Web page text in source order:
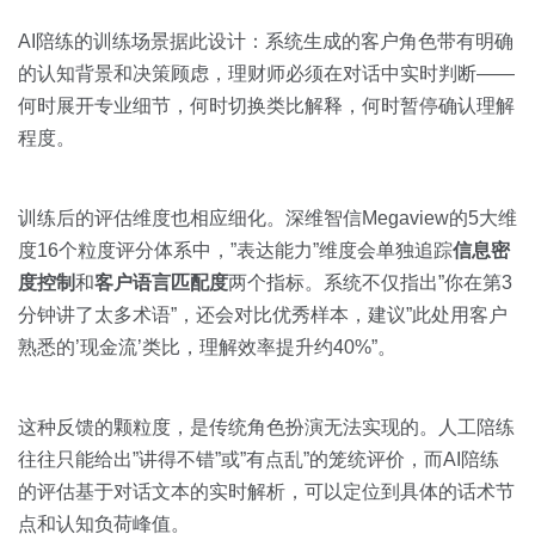
AI陪练的训练场景据此设计：系统生成的客户角色带有明确
的认知背景和决策顾虑，理财师必须在对话中实时判断——
何时展开专业细节，何时切换类比解释，何时暂停确认理解
程度。
训练后的评估维度也相应细化。深维智信Megaview的5大维
度16个粒度评分体系中，”表达能力”维度会单独追踪信息密
度控制和客户语言匹配度两个指标。系统不仅指出”你在第3
分钟讲了太多术语”，还会对比优秀样本，建议”此处用客户
熟悉的’现金流’类比，理解效率提升约40%”。
这种反馈的颗粒度，是传统角色扮演无法实现的。人工陪练
往往只能给出”讲得不错”或”有点乱”的笼统评价，而AI陪练
的评估基于对话文本的实时解析，可以定位到具体的话术节
点和认知负荷峰值。